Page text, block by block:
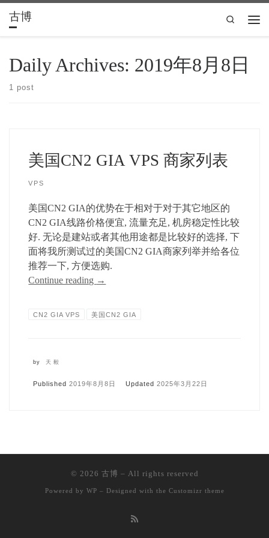
Skip to content
古博
Search
Daily Archives: 2019年8月8日
1 post
美国CN2 GIA VPS 商家列表
VPS
美国CN2 GIA的优势在于相对于对于其它地区的
CN2 GIA线路价格便宜, 流量充足, 机房稳定性比较
好. 无论是建站或者其他用途都是比较好的选择, 下
面将我所测试过的美国CN2 GIA商家列举并给各位
推荐一下, 方便选购.
Continue reading →
CN2 GIA VPS 美国CN2 GIA
by 天毅
Published2019年8月8日 Updated2025年3月22日
© 2026 古博 – All rights reserved
Powered by WP – Designed with the Customizr theme